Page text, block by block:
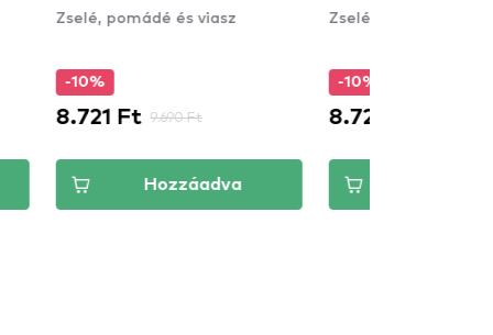
pomádé és viasz
9.690 Ft
Hozzáadva
Zselé, pomádé és viasz
9.690 Ft
Hozzáadva